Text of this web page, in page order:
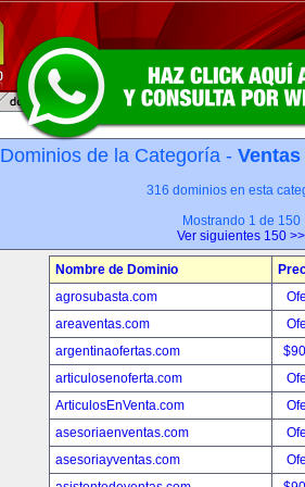
Dominios de la Categoría -
316 dominios en esta
Mostrando 1 de 150
Ver siguientes 150 >>
Nombre de Dominio
agrosubasta.com
areaventas.com
argentinaofertas.com
articulosenoferta.com
ArticulosEnVenta.com
asesoriaenventas.com
asesoriayventas.com